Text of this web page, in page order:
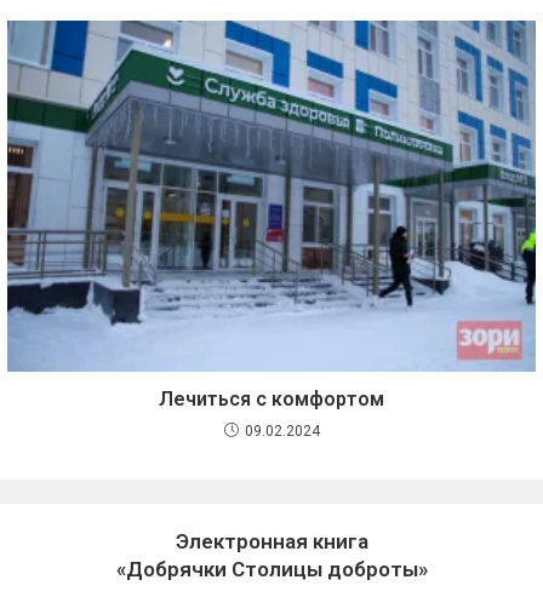
Лечиться с комфортом
09.02.2024
Электронная книга
«Добрячки Столицы доброты»